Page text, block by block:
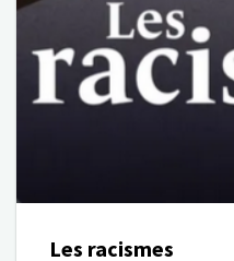
Les racismes